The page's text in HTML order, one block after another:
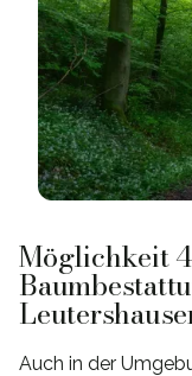
Möglichkeit
Auch in der